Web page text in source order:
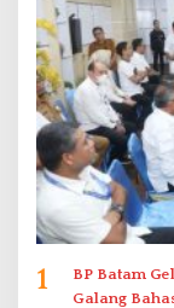
1
BP Batam
Galang